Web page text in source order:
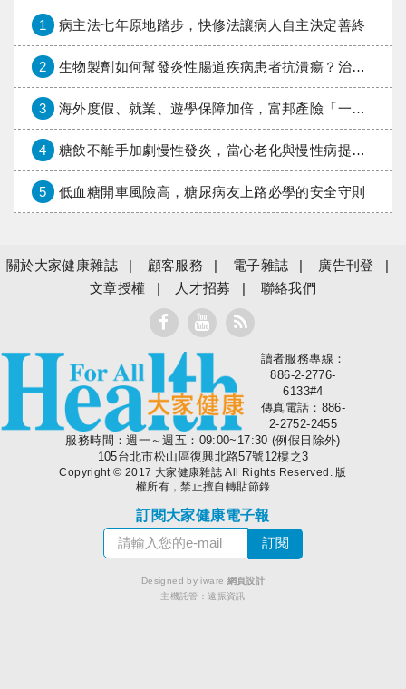
1 病主法七年原地踏步，快修法讓病人自主決定善終
2 生物製劑如何幫發炎性腸道疾病患者抗潰瘍？治療進展與健保給付困境一次看
3 海外度假、就業、遊學保障加倍，富邦產險「一期逐夢」專案加碼遠距醫療與緊急救援
4 糖飲不離手加劇慢性發炎，當心老化與慢性病提早報到
5 低血糖開車風險高，糖尿病友上路必學的安全守則
關於大家健康雜誌 顧客服務 電子雜誌
廣告刊登
文章授權
人才招募 聯絡我們
大家健康
讀者服務專線：
886-2-2776-
6133#4
傳真電話：886-
2-2752-2455
服務時間：週一～週五：09:00~17:30 (例假日除外)
105台北市松山區復興北路57號12樓之3
Copyright © 2017 大家健康雜誌 All Rights Reserved. 版
權所有，禁止擅自轉貼節錄
訂閱大家健康電子報
Designed by iware 網頁設計
主機託管：遠振資訊